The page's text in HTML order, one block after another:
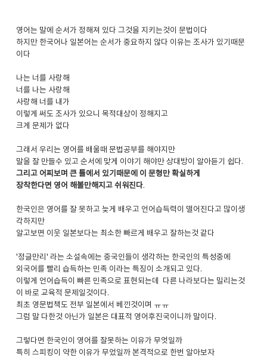
영어는 말에 순서가 정해져 있다 그것을 지키는것이 문법이다
하지만 한국어나 일본어는 순서가 중요하지 않다 이유는 조사가 있기때문
이다
나는 너를 사랑해
너를 나는 사랑해
사랑해 너를 내가
이렇게 써도 조사가 있으니 목적대상이 정해지고
크게 문제가 없다
그래서 우리는 영어를 배울때 문법공부를 해야지만
말을 잘 만들수 있고 순서에 맞게 이야기 해야만 상대방이 알아듣기 쉽다.
그리고 어찌보며 큰 틀에서 있기때문에 이 문형만 확실하게
장착한다면 영어 해볼만해지고 쉬워진다.
한국인은 영어를 잘 못하고 늦게 배우고 언어습득력이 떨어진다고 많이생
각하지만
알고보면 이웃 일본보다는 최소한 빠르게 배우고 잘하는것 같다
'정글만리' 라는 소설속에는 중국인들이 생각하는 한국인의 특성중에
외국어를 빨리 습득하는 민족 이라는 특징이 소개되고 있다.
이렇게 언어습득이 빠른 민족으로 표현되는데 다른 나라보다는 밀리는것
이 바로 교육적 문제일것이다.
최초 영문법책도 전부 일본에서 베낀것이며 ㅠㅠ
그럼 말 다한것 아닌가 일본은 대표적 영어후진국이니까 말이다.
그렇다면 한국인이 영어를 잘못하는 이유가 무엇일까
특히 스피킹이 약한 이유가 무었일까 본격적으로 한번 알아보자